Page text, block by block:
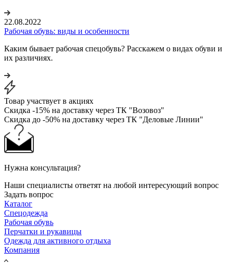
22.08.2022
Рабочая обувь: виды и особенности
Каким бывает рабочая спецобувь? Расскажем о видах обуви и
их различиях.
Товар участвует в акциях
Скидка -15% на доставку через ТК "Возовоз"
Скидка до -50% на доставку через ТК "Деловые Линии"
Нужна консультация?
Наши специалисты ответят на любой интересующий вопрос
Задать вопрос
Каталог
Спецодежда
Рабочая обувь
Перчатки и рукавицы
Одежда для активного отдыха
Компания